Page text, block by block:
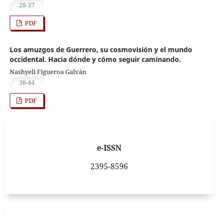
28-37
PDF
Los amuzgos de Guerrero, su cosmovisión y el mundo
occidental. Hacia dónde y cómo seguir caminando.
Nashyeli Figueroa Galván
38-44
PDF
e-ISSN
2395-8596